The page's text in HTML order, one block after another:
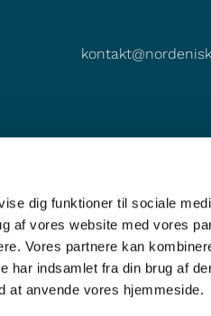
dig funktioner til sociale
af vores website med vores
Vores partnere kan
har indsamlet fra din brug af
anvende vores hjemmeside.